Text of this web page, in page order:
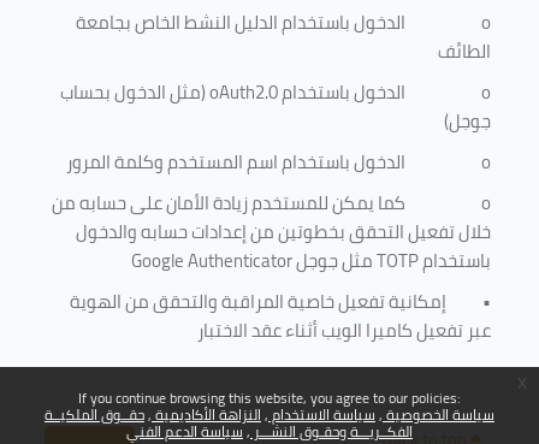
If you continue browsing this website, you agree to our policies:
سياسة الخصوصية سياسة الاستخدام النزاهة الأكاديمية حقــوق الملكيــة
الفكــريـــة وحقـوق النشـــر سياسة الدعم الفني
o
الدخول باستخدام الدليل النشط الخاص بجامعة
الطائف
o
الدخول باستخدامoAuth2.0(مثل الدخول بحساب
جوجل)
o
الدخول باستخدام اسم المستخدم وكلمة المرور
o
كما يمكن للمستخدم زيادة الأمان على حسابه من
خلال تفعيل التحقق بخطوتين من إعدادات حسابه والدخول
باستخدامTOTPمثل جوجلGoogle Authenticator
• إمكانية تفعيل خاصية المراقبة والتحقق من الهوية
عبر تفعيل كاميرا الويب أثناء عقد الاختبار